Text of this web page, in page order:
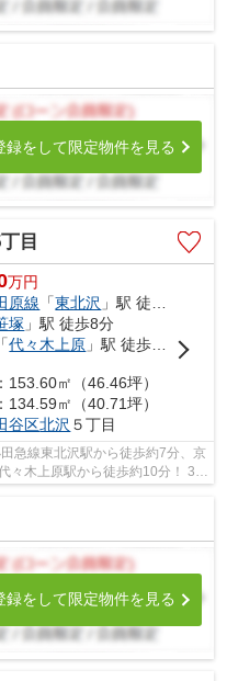
録をして限定物件を見る
目
万円
原線 「東北沢 」駅 徒歩7分
塚 」駅 徒歩8分
「代々木上原 」駅 徒歩10分
153.60㎡（46.46坪）
134.59㎡（40.71坪）
谷区北沢 ５丁目
急線東北沢駅から徒歩約7分、京
々木上原駅から徒歩約10分！ 3路
した物...
録をして限定物件を見る